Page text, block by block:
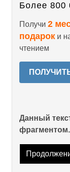
Более 800
Получи 2
подарок и
чтением
Данный
фрагментом.